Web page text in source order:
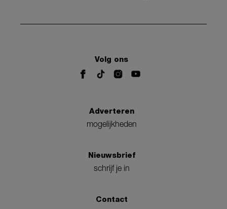
Volg ons
Adverteren
mogelijkheden
Nieuwsbrief
schrijf je in
Contact